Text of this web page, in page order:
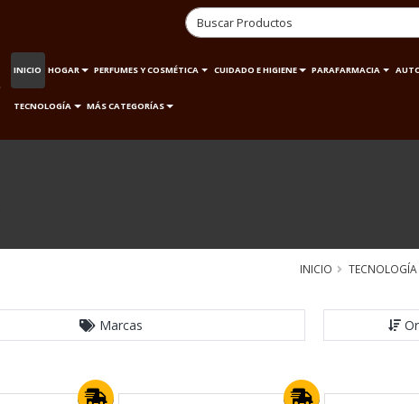
INICIO HOGAR PERFUMES Y COSMÉTICA CUIDADO E HIGIENE PARAFARMACIA
TECNOLOGÍA MÁS CATEGORÍAS
INICIO TECNOLOGÍA
Marcas